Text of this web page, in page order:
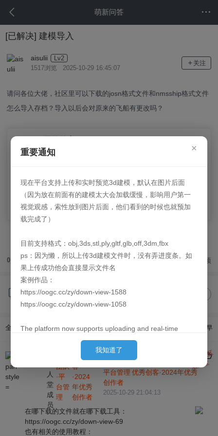
萌新问答
[已解决] 建模导入
aisulii
Lv2
1517浏览 2025-10-29 16:45:07
关注
请问各位大佬，社区里可以下载的josn格式文件和nmsship格式文件
怎么导入存档？导入以后会对原来的飞船有更改吗？
view-69 也有相关的使用教程： https://oogc.cc/ ...
Jun27th 发表于2025-10-29 详细答案 >
0 人赞过 顶
1 人加入
全部回复 只看楼主 最早
ō.Ó游戏社区
名人堂
团队
·平
台管
理
优秀创
客
·2024
年优秀
创作者
Jun27th
平台管理 优秀创客·2024年优秀
创作者
2025-10-29 21:04:13
在哪下载的文件就在哪下载工具：
https://oogc.cc/zy/down-view-69
也有相关的使用教程：
×
重要通知
现在平台支持上传和实时预览3d建模，默认在图片后面
（因为放在前面有的建模太大会加载缓慢，影响用户第一
视觉观感，索性放到图片后面，他们看到的时候也就预加
载完成了）
目前支持格式：obj,3ds,stl,ply,gltf,glb,off,3dm,fbx
ps：因为懒，所以上传3d建模文件时，没有弄进度条。如
果上传成功他会直接显示文件名
案例作品：
https://oogc.cc/zy/down-view-1588
https://oogc.cc/zy/down-view-1058
The platform now supports uploading and real-time
previews of 3D models. By default, they are loaded
behind the images. (Since placing them first can cause
experience, we put them behind so they can finish pre-
loading by the time the user sees them.)
Currently supported formats: obj, 3ds, stl, ply, gltf, glb,
off, 3dm, fbx
我知道了